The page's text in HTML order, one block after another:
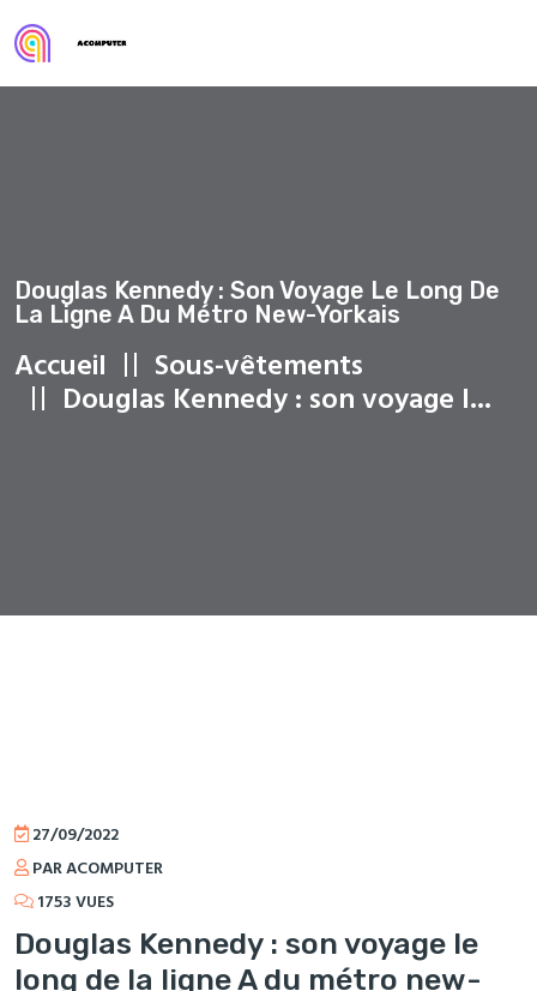
Douglas Kennedy : Son Voyage Le Long De
La Ligne A Du Métro New-Yorkais
Accueil Sous-vêtements
Douglas Kennedy : son voyage l...
27/09/2022
PAR ACOMPUTER
1753 VUES
Douglas Kennedy : son voyage le
long de la ligne A du métro new-